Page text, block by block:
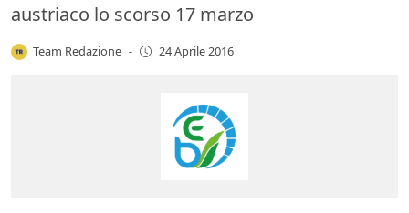
austriaco lo scorso 17 marzo
Team Redazione - 24 Aprile 2016